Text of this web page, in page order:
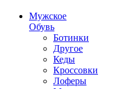
Мужское
Обувь
Ботинки
Другое
Кеды
Кроссовки
Лоферы